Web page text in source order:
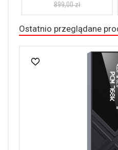
899,00 zł
Ostatnio przeglądane